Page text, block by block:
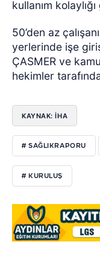
kullanım
50’den az
yerlerinde işe
ÇASMER ve
hekimler
KAYNAK: İHA
# SAĞLIKRAPORU
# KURULUŞ